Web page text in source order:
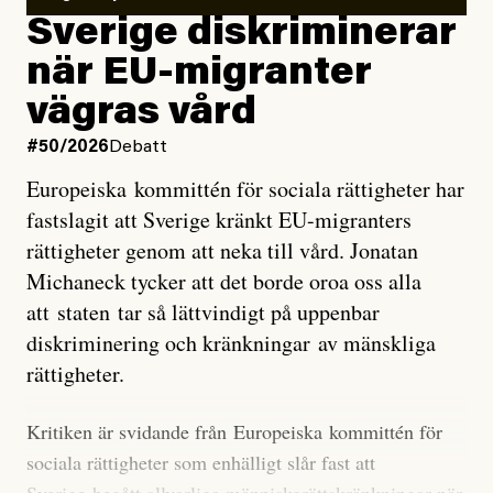
utveckla sig. El Niño är ett återkommande
väderfenomen som uppstår när havsvattnet i delar av
Stilla havet blir ovanligt varmt. Det påverkar vädret
över stora delar av världen och under
forskare allt oftare varnat för att den här El Niñon
Det verkar vara en underdrift, menar nu Zeke
Hausfather.
”Det ser ut som att årets El Niño inte bara med stor
sannolikhet kommer att bli den starkaste sedan
tillförlitliga mätningar inleddes – den kan till och med
marginal”, skriver han.
Sverige diskriminerar
när EU-migranter
vägras vård
#50/2026Debatt
Europeiska kommittén för sociala rättigheter har
fastslagit att Sverige kränkt EU-migranters
rättigheter genom att neka till vård. Jonatan
Michaneck tycker att det borde oroa oss alla
att staten tar så lättvindigt på uppenbar
diskriminering och kränkningar av mänskliga
rättigheter.
Kritiken är svidande från Europeiska kommittén för
sociala rättigheter som enhälligt slår fast att